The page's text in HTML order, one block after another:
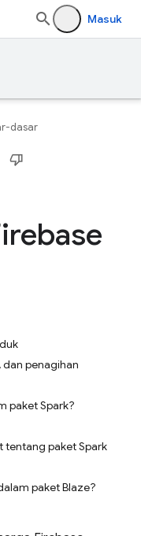
Masuk
dasar
dan penagihan
paket Spark?
tentang paket Spark
paket Blaze?